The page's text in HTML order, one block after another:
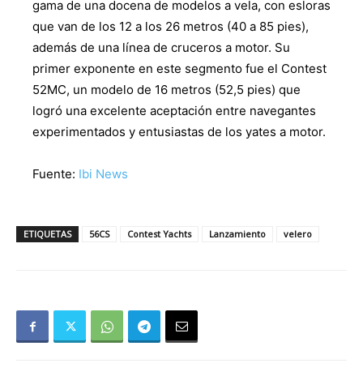
gama de una docena de modelos a vela, con esloras
que van de los 12 a los 26 metros (40 a 85 pies),
además de una línea de cruceros a motor. Su
primer exponente en este segmento fue el Contest
52MC, un modelo de 16 metros (52,5 pies) que
logró una excelente aceptación entre navegantes
experimentados y entusiastas de los yates a motor.
Fuente: Ibi News
ETIQUETAS 56CS Contest Yachts Lanzamiento velero